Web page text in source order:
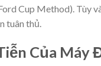
Cup Method). Tùy
tuân thủ.
Của Máy